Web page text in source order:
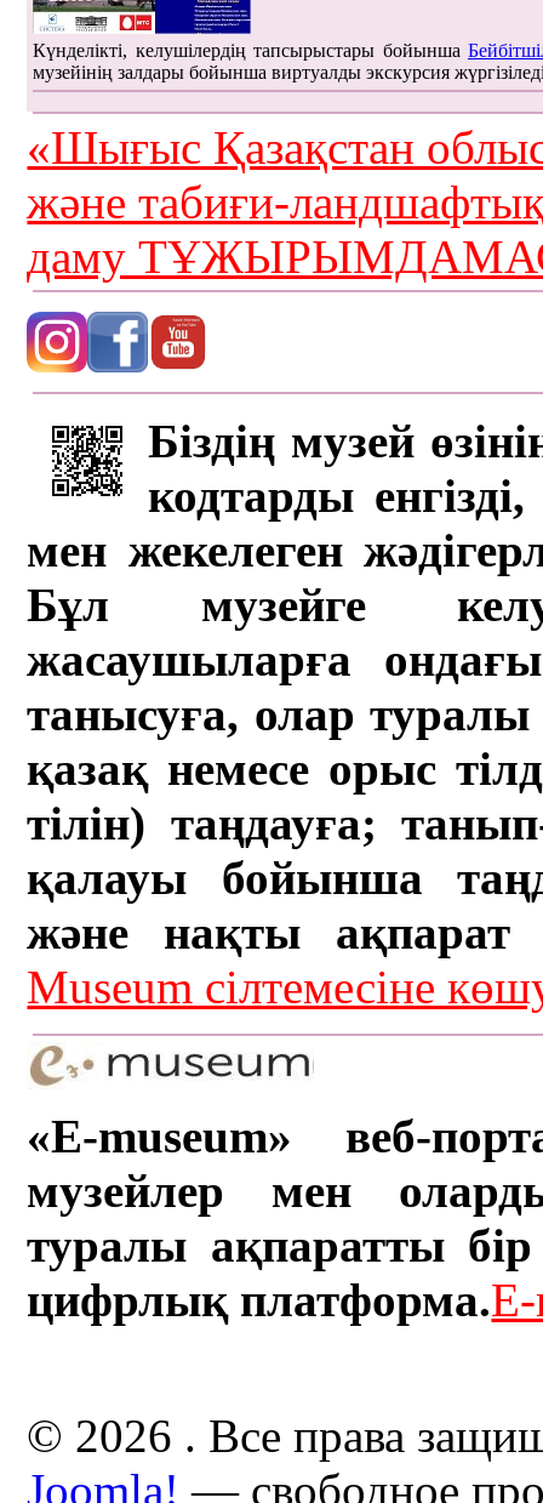
Күнделікті, келушілердің тапсырыстары бойынша
музейінің залдары бойынша виртуалды экскурсия
«Шығыс Қазақстан
және табиғи-
даму
Біздің музей
кодтарды
мен жекелеген
Бұл музейге
жасаушыларға
танысуға, олар туралы
қазақ немесе орыс
тілін) таңдауға;
қалауы бойынша
және нақты ақпарат
Museum сілтемесіне
«E-museum» веб-
музейлер мен
туралы ақпаратты бір
цифрлық платформа.
© 2026 . Все права
Joomla! — свободное